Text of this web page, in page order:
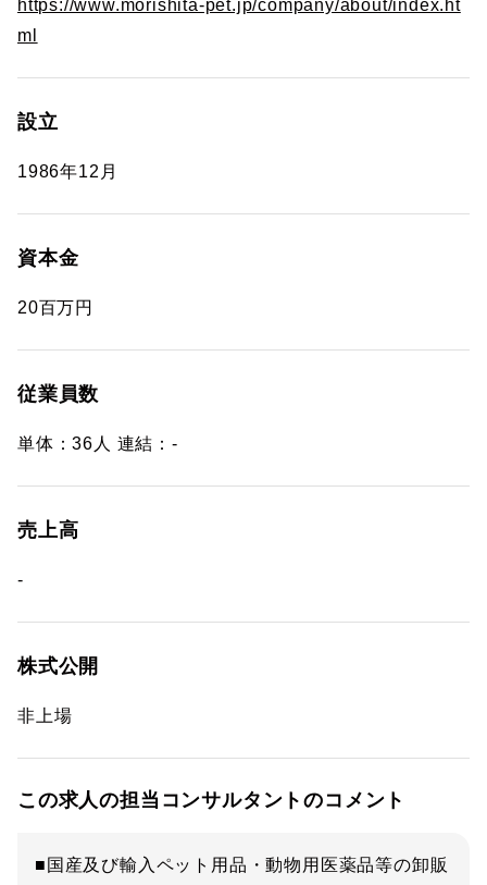
https://www.morishita-pet.jp/company/about/index.ht
ml
設立
1986年12月
資本金
20百万円
従業員数
単体：36人 連結：-
売上高
-
株式公開
非上場
この求人の担当コンサルタントのコメント
■国産及び輸入ペット用品・動物用医薬品等の卸販